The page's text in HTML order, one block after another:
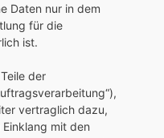
Daten nur in dem
für die
ist.
der
vertraglich dazu,
mit den